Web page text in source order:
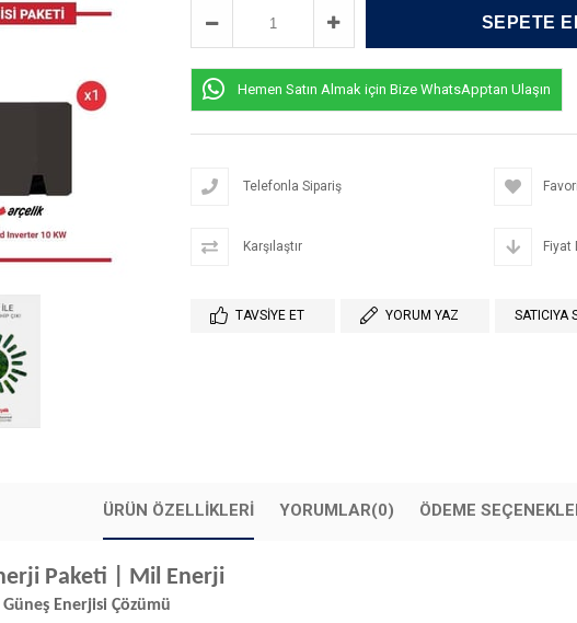
Hemen Satın Almak için Bize WhatsApptan Ulaşın
Telefonla Sipariş
Karşılaştır Fiyat
TAVSIYE ET YORUM YAZ SATICIYA
ÜRÜN ÖZELLIKLERI YORUMLAR(0) ÖDEME
Paketi | Mil Enerji
Enerjisi Çözümü